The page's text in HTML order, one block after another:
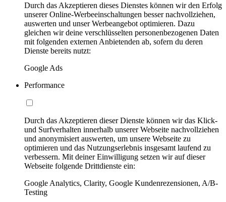
Durch das Akzeptieren dieses Dienstes können wir den Erfolg
unserer Online-Werbeeinschaltungen besser nachvollziehen,
auswerten und unser Werbeangebot optimieren. Dazu
gleichen wir deine verschlüsselten personenbezogenen Daten
mit folgenden externen Anbietenden ab, sofern du deren
Dienste bereits nutzt:
Google Ads
Performance
Durch das Akzeptieren dieser Dienste können wir das Klick-
und Surfverhalten innerhalb unserer Webseite nachvollziehen
und anonymisiert auswerten, um unsere Webseite zu
optimieren und das Nutzungserlebnis insgesamt laufend zu
verbessern. Mit deiner Einwilligung setzen wir auf dieser
Webseite folgende Drittdienste ein:
Google Analytics, Clarity, Google Kundenrezensionen, A/B-
Testing